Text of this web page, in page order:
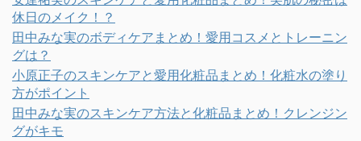
休日のメイク！？
田中みな実のボディケアまとめ！愛用コスメとトレーニン
グは？
小原正子のスキンケアと愛用化粧品まとめ！化粧水の塗り
方がポイント
田中みな実のスキンケア方法と化粧品まとめ！クレンジン
グがキモ